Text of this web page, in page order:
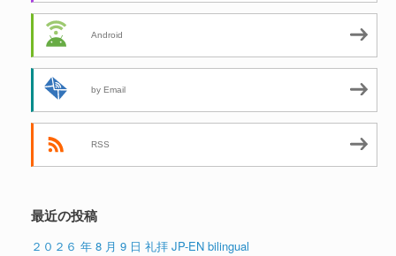
Android
by Email
RSS
最近の投稿
２０２６ 年 8 月 9 日 礼拝 JP-EN bilingual